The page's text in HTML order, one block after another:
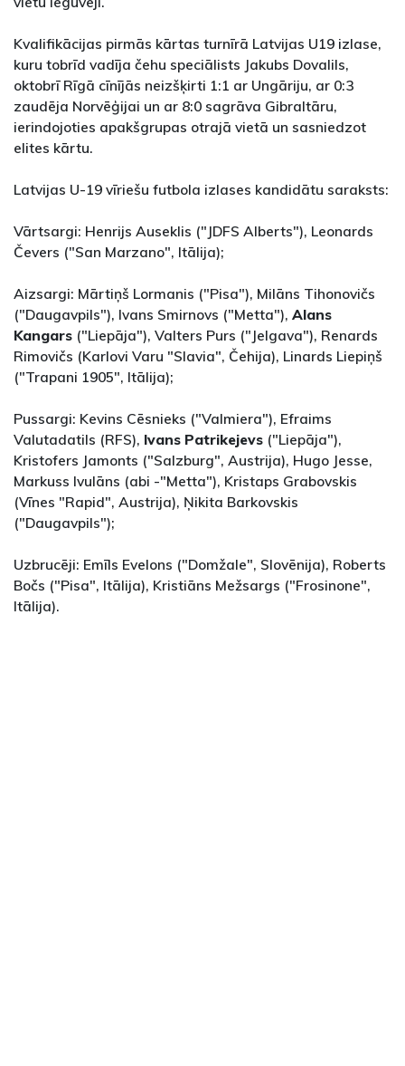
Kvalifikācijas pirmās kārtas turnīrā Latvijas U19 izlase,
kuru tobrīd vadīja čehu speciālists Jakubs Dovalils,
oktobrī Rīgā cīnījās neizšķirti 1:1 ar Ungāriju, ar 0:3
zaudēja Norvēģijai un ar 8:0 sagrāva Gibraltāru,
ierindojoties apakšgrupas otrajā vietā un sasniedzot
elites kārtu.
Latvijas U-19 vīriešu futbola izlases kandidātu saraksts:
Vārtsargi: Henrijs Auseklis ("JDFS Alberts"), Leonards
Čevers ("San Marzano", Itālija);
Aizsargi: Mārtiņš Lormanis ("Pisa"), Milāns Tihonovičs
("Daugavpils"), Ivans Smirnovs ("Metta"), Alans
Kangars ("Liepāja"), Valters Purs ("Jelgava"), Renards
Rimovičs (Karlovi Varu "Slavia", Čehija), Linards Liepiņš
("Trapani 1905", Itālija);
Pussargi: Kevins Cēsnieks ("Valmiera"), Efraims
Valutadatils (RFS), Ivans Patrikejevs ("Liepāja"),
Kristofers Jamonts ("Salzburg", Austrija), Hugo Jesse,
Markuss Ivulāns (abi -"Metta"), Kristaps Grabovskis
(Vīnes "Rapid", Austrija), Ņikita Barkovskis
("Daugavpils");
Uzbrucēji: Emīls Evelons ("Domžale", Slovēnija), Roberts
Bočs ("Pisa", Itālija), Kristiāns Mežsargs ("Frosinone",
Itālija).